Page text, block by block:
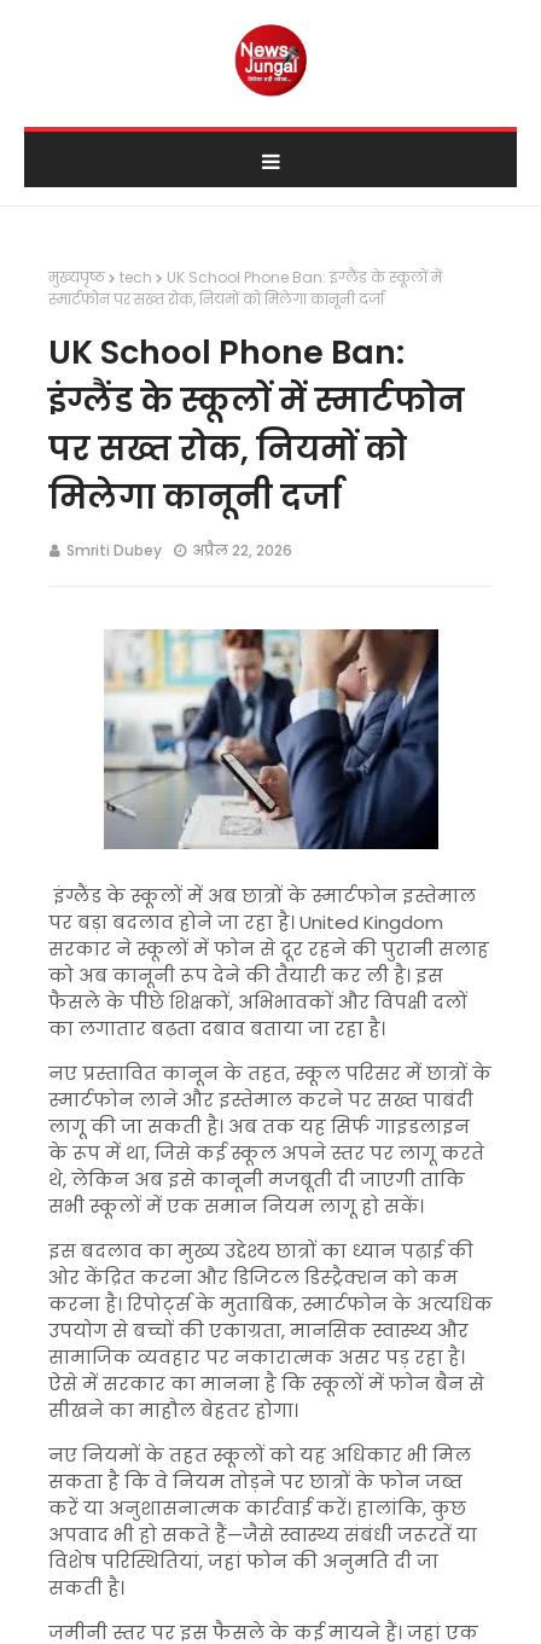
मुख्यपृष्ठ tech
UK School Phone Ban: इंग्लैंड के स्कूलों में
स्मार्टफोन पर सख्त रोक, नियमों को मिलेगा कानूनी दर्जा
UK School Phone Ban:
इंग्लैंड के स्कूलों में स्मार्टफोन
पर सख्त रोक, नियमों को
मिलेगा कानूनी दर्जा
Smriti Dubey अप्रैल 22, 2026
इंग्लैंड के स्कूलों में अब छात्रों के स्मार्टफोन इस्तेमाल
पर बड़ा बदलाव होने जा रहा है।United Kingdom
सरकार ने स्कूलों में फोन से दूर रहने की पुरानी सलाह
को अब कानूनी रूप देने की तैयारी कर ली है। इस
फैसले के पीछे शिक्षकों, अभिभावकों और विपक्षी दलों
का लगातार बढ़ता दबाव बताया जा रहा है।
नए प्रस्तावित कानून के तहत, स्कूल परिसर में छात्रों के
स्मार्टफोन लाने और इस्तेमाल करने पर सख्त पाबंदी
लागू की जा सकती है। अब तक यह सिर्फ गाइडलाइन
के रूप में था, जिसे कई स्कूल अपने स्तर पर लागू करते
थे, लेकिन अब इसे कानूनी मजबूती दी जाएगी ताकि
सभी स्कूलों में एक समान नियम लागू हो सकें।
इस बदलाव का मुख्य उद्देश्य छात्रों का ध्यान पढ़ाई की
ओर केंद्रित करना और डिजिटल डिस्ट्रैक्शन को कम
करना है। रिपोर्ट्स के मुताबिक, स्मार्टफोन के अत्यधिक
उपयोग से बच्चों की एकाग्रता, मानसिक स्वास्थ्य और
सामाजिक व्यवहार पर नकारात्मक असर पड़ रहा है।
ऐसे में सरकार का मानना है कि स्कूलों में फोन बैन से
सीखने का माहौल बेहतर होगा।
नए नियमों के तहत स्कूलों को यह अधिकार भी मिल
सकता है कि वे नियम तोड़ने पर छात्रों के फोन जब्त
करें या अनुशासनात्मक कार्रवाई करें। हालांकि, कुछ
अपवाद भी हो सकते हैं—जैसे स्वास्थ्य संबंधी जरूरतें या
विशेष परिस्थितियां, जहां फोन की अनुमति दी जा
सकती है।
जमीनी स्तर पर इस फैसले के कई मायने हैं। जहां एक